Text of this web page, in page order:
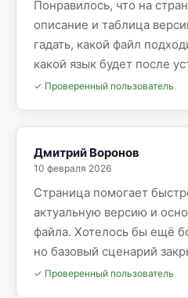
Понравилось, что на
описание и таблица
гадать, какой файл
какой язык будет после
✓ Проверенный пользователь
Дмитрий Воронов
10 февраля 2026
Страница помогает
актуальную версию и
файла. Хотелось бы ещё
но базовый сценарий
✓ Проверенный пользователь